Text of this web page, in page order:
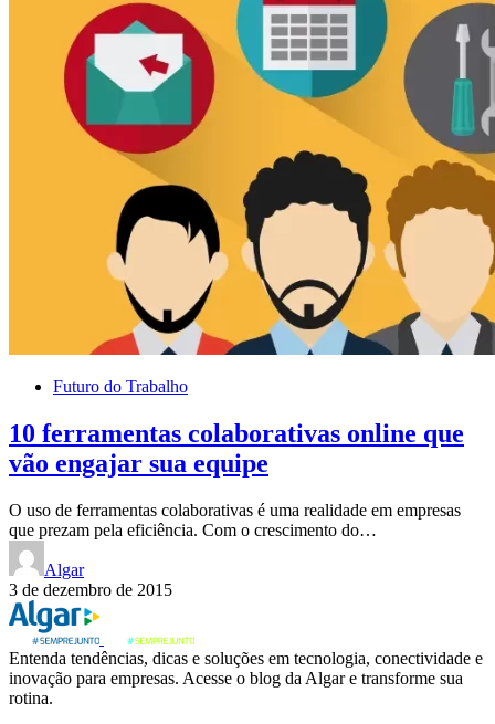
Futuro do Trabalho
10 ferramentas colaborativas online que
vão engajar sua equipe
O uso de ferramentas colaborativas é uma realidade em empresas
que prezam pela eficiência. Com o crescimento do…
Algar
3 de dezembro de 2015
Entenda tendências, dicas e soluções em tecnologia, conectividade e
inovação para empresas. Acesse o blog da Algar e transforme sua
rotina.